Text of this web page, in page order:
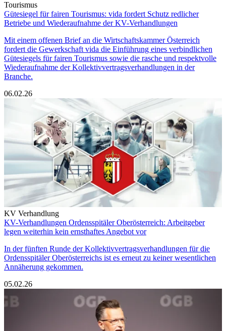
Tourismus
Gütesiegel für fairen Tourismus: vida fordert Schutz redlicher
Betriebe und Wiederaufnahme der KV-Verhandlungen
Mit einem offenen Brief an die Wirtschaftskammer Österreich
fordert die Gewerkschaft vida die Einführung eines verbindlichen
Gütesiegels für fairen Tourismus sowie die rasche und respektvolle
Wiederaufnahme der Kollektivvertragsverhandlungen in der
Branche.
06.02.26
KV Verhandlung
KV-Verhandlungen Ordensspitäler Oberösterreich: Arbeitgeber
legen weiterhin kein ernsthaftes Angebot vor
In der fünften Runde der Kollektivvertragsverhandlungen für die
Ordensspitäler Oberösterreichs ist es erneut zu keiner wesentlichen
Annäherung gekommen.
05.02.26